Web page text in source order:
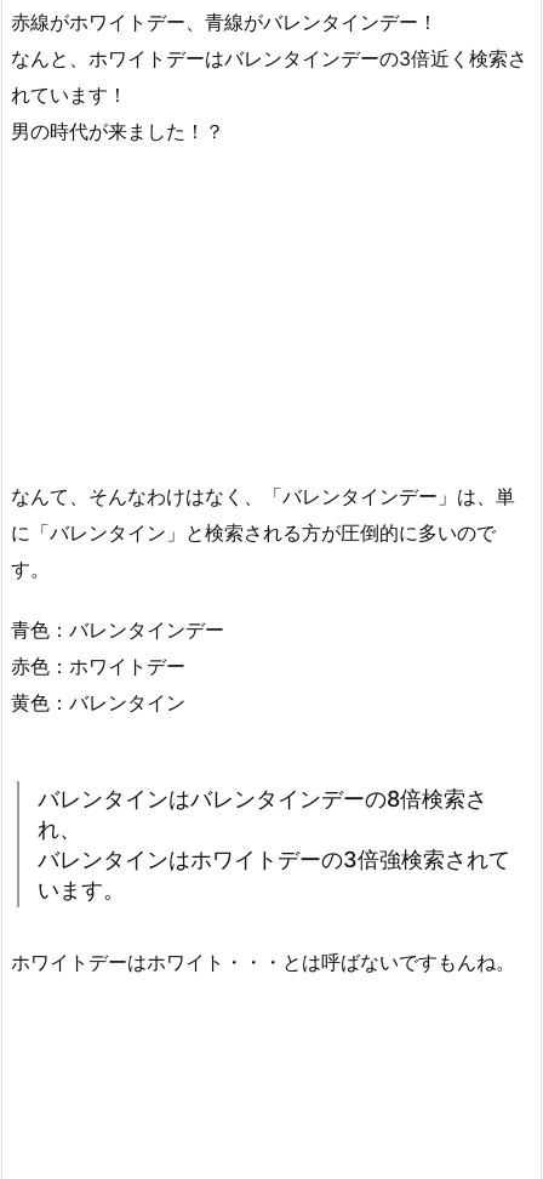
赤線がホワイトデー、青線がバレンタインデー！
なんと、ホワイトデーはバレンタインデーの3倍近く検索さ
れています！
男の時代が来ました！？
なんて、そんなわけはなく、「バレンタインデー」は、単
に「バレンタイン」と検索される方が圧倒的に多いので
す。
青色：バレンタインデー
赤色：ホワイトデー
黄色：バレンタイン
バレンタインはバレンタインデーの8倍検索さ
れ、
バレンタインはホワイトデーの3倍強検索されて
います。
ホワイトデーはホワイト・・・とは呼ばないですもんね。